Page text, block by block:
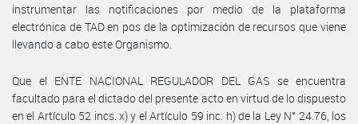
instrumentar las notificaciones por medio de la plataforma
electrónica de TAD en pos de la optimización de recursos que viene
llevando a cabo este Organismo.
Que el ENTE NACIONAL REGULADOR DEL GAS se encuentra
facultado para el dictado del presente acto en virtud de lo dispuesto
en el Artículo 52 incs. x) y el Artículo 59 inc. h) de la Ley N° 24.76, los